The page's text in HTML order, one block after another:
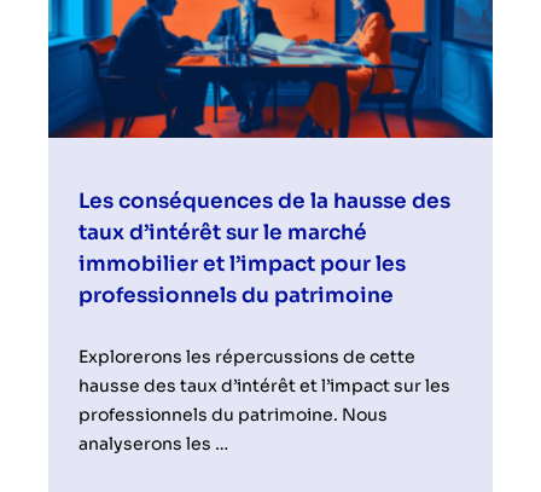
Les conséquences de la hausse des
taux d’intérêt sur le marché
immobilier et l’impact pour les
professionnels du patrimoine
Explorerons les répercussions de cette
hausse des taux d’intérêt et l’impact sur les
professionnels du patrimoine. Nous
analyserons les …